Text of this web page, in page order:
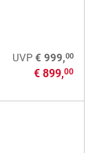
UVP € 999,00
€ 899,00